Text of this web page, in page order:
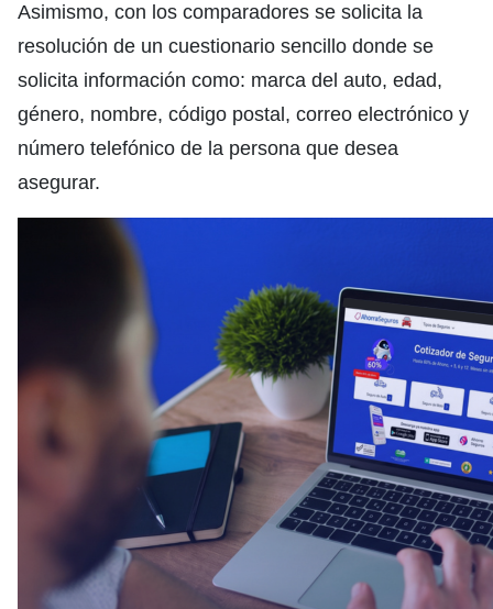
Asimismo, con los comparadores se solicita la
resolución de un cuestionario sencillo donde se
solicita información como: marca del auto, edad,
género, nombre, código postal, correo electrónico y
número telefónico de la persona que desea
asegurar.